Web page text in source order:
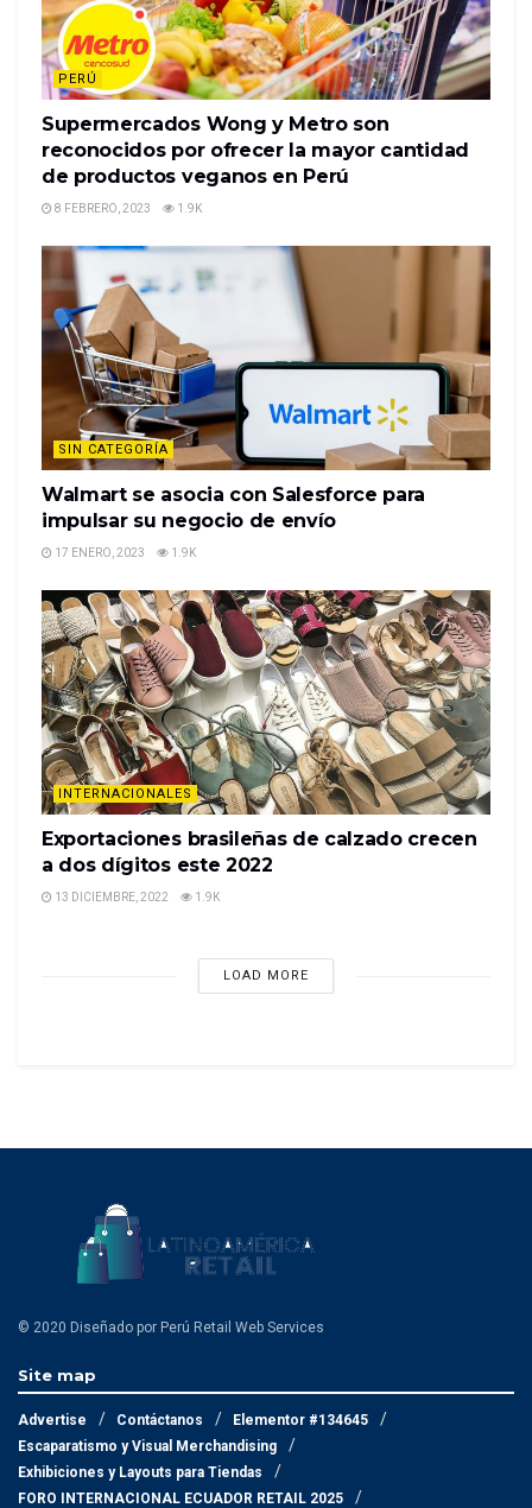
PERÚ
Supermercados Wong y Metro son
reconocidos por ofrecer la mayor cantidad
de productos veganos en Perú
8 FEBRERO, 2023 1.9K
SIN CATEGORÍA
Walmart se asocia con Salesforce para
impulsar su negocio de envío
17 ENERO, 2023 1.9K
INTERNACIONALES
Exportaciones brasileñas de calzado crecen
a dos dígitos este 2022
13 DICIEMBRE, 2022 1.9K
LOAD MORE
© 2020 Diseñado por Perú Retail Web Services
Site map
Advertise Contáctanos
Elementor #134645
Escaparatismo y Visual Merchandising
Exhibiciones y Layouts para Tiendas
FORO INTERNACIONAL ECUADOR RETAIL 2025